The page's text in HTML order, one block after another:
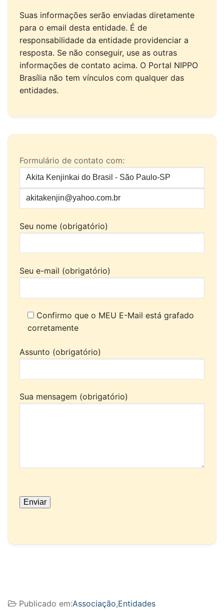
Suas informações serão enviadas diretamente
para o email desta entidade. É de
responsabilidade da entidade providenciar a
resposta. Se não conseguir, use as outras
informações de contato acima. O Portal NIPPO
Brasília não tem vínculos com qualquer das
entidades.
Formulário de contato com:
Seu nome (obrigatório)
Seu e-mail (obrigatório)
Confirmo que o MEU E-Mail está grafado
corretamente
Assunto (obrigatório)
Sua mensagem (obrigatório)
Publicado em:Associação,Entidades